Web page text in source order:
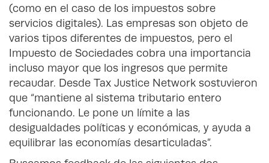
(como en el caso de los impuestos sobre
servicios digitales). Las empresas son objeto de
varios tipos diferentes de impuestos, pero el
Impuesto de Sociedades cobra una importancia
incluso mayor que los ingresos que permite
recaudar. Desde Tax Justice Network sostuvieron
que “mantiene al sistema tributario entero
funcionando. Le pone un límite a las
desigualdades políticas y económicas, y ayuda a
equilibrar las economías desarticuladas”.